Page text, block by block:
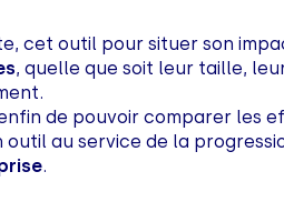
cet outil pour situer son
, quelle que soit leur taille,
de pouvoir comparer les
outil au service de la
.